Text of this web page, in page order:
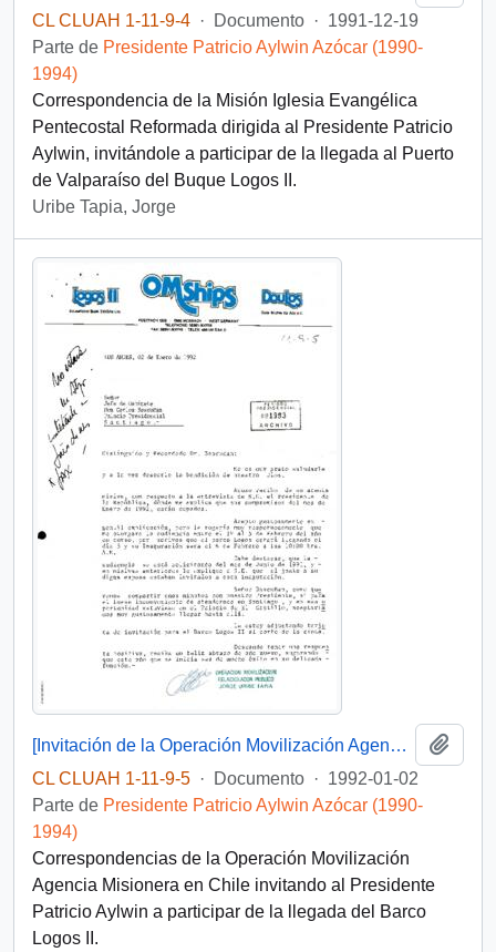
CL CLUAH 1-11-9-4 · Documento · 1991-12-19
Parte de Presidente Patricio Aylwin Azócar (1990-
1994)
Correspondencia de la Misión Iglesia Evangélica
Pentecostal Reformada dirigida al Presidente Patricio
Aylwin, invitándole a participar de la llegada al Puerto
de Valparaíso del Buque Logos II.
Uribe Tapia, Jorge
[Invitación de la Operación Movilización Agencia Misionera en Chile]
CL CLUAH 1-11-9-5 · Documento · 1992-01-02
Parte de Presidente Patricio Aylwin Azócar (1990-
1994)
Correspondencias de la Operación Movilización
Agencia Misionera en Chile invitando al Presidente
Patricio Aylwin a participar de la llegada del Barco
Logos II.